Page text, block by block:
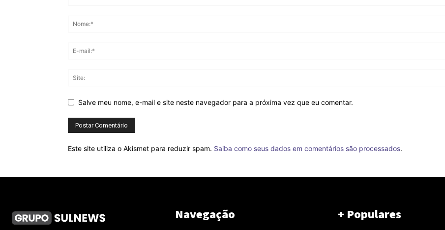
Salve meu nome, e-mail e site neste navegador para a próxima vez que eu comentar.
Este site utiliza o Akismet para reduzir spam. Saiba como seus dados em comentários são processados.
Navegação + Populares